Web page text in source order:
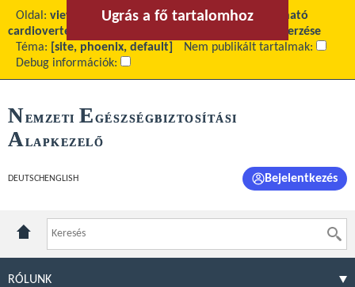
Oldal: view Fő tartalom: Pacemakerek, implantálható
cardioverter defibrillátorok (ICD) és elektródák beszerzése
Téma:
[site, phoenix, default]
Nem publikált tartalmak:
Debug információk:
Ugrás a menühöz
Ugrás a fő tartalomhoz
NEMZETI E GÉSZSÉGBIZTOSÍTÁSI
ALAPKEZELŐ
DEUTSCH ENGLISH Bejelentkezés
RÓLUNK